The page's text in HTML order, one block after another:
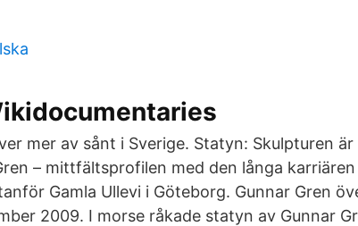
mer av sånt i Sverige. Statyn: Skulpturen
– mittfältsprofilen med den långa
Gamla Ullevi i Göteborg. Gunnar Gren
2009. I morse råkade statyn av Gunnar